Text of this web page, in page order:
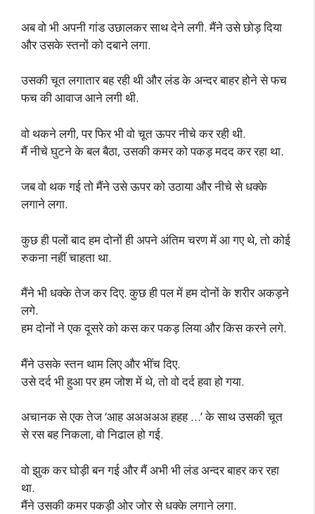
अब वो भी अपनी गांड उछालकर साथ देने लगी. मैंने उसे छोड़ दिया
और उसके स्तनों को दबाने लगा.
उसकी चूत लगातार बह रही थी और लंड के अन्दर बाहर होने से फच
फच की आवाज आने लगी थी.
वो थकने लगी, पर फिर भी वो चूत ऊपर नीचे कर रही थी.
मैं नीचे घुटने के बल बैठा, उसकी कमर को पकड़ मदद कर रहा था.
जब वो थक गई तो मैंने उसे ऊपर को उठाया और नीचे से धक्के
लगाने लगा.
कुछ ही पलों बाद हम दोनों ही अपने अंतिम चरण में आ गए थे, तो कोई
रुकना नहीं चाहता था.
मैंने भी धक्के तेज कर दिए. कुछ ही पल में हम दोनों के शरीर अकड़ने
लगे.
हम दोनों ने एक दूसरे को कस कर पकड़ लिया और किस करने लगे.
मैंने उसके स्तन थाम लिए और भींच दिए.
उसे दर्द भी हुआ पर हम जोश में थे, तो वो दर्द हवा हो गया.
अचानक से एक तेज ‘आह अअअअअ हहह …’ के साथ उसकी चूत
से रस बह निकला, वो निढाल हो गई.
वो झुक कर घोड़ी बन गई और मैं अभी भी लंड अन्दर बाहर कर रहा
था.
मैंने उसकी कमर पकड़ी ओर जोर से धक्के लगाने लगा.